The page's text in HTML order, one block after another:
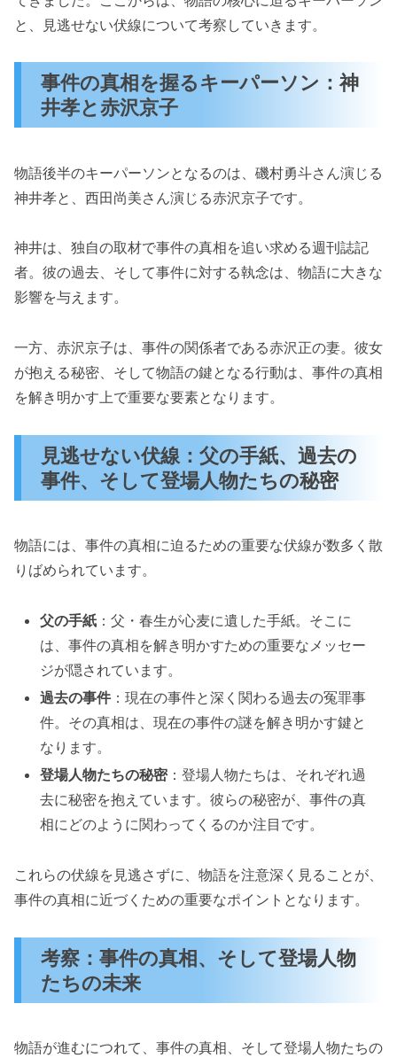
と、見逃せない伏線について考察していきます。
事件の真相を握るキーパーソン：神
井孝と赤沢京子
物語後半のキーパーソンとなるのは、磯村勇斗さん演じる
神井孝と、西田尚美さん演じる赤沢京子です。
神井は、独自の取材で事件の真相を追い求める週刊誌記
者。彼の過去、そして事件に対する執念は、物語に大きな
影響を与えます。
一方、赤沢京子は、事件の関係者である赤沢正の妻。彼女
が抱える秘密、そして物語の鍵となる行動は、事件の真相
を解き明かす上で重要な要素となります。
見逃せない伏線：父の手紙、過去の
事件、そして登場人物たちの秘密
物語には、事件の真相に迫るための重要な伏線が数多く散
りばめられています。
父の手紙 ：父・春生が心麦に遺した手紙。そこに
は、事件の真相を解き明かすための重要なメッセー
ジが隠されています。
過去の事件：現在の事件と深く関わる過去の冤罪事
件。その真相は、現在の事件の謎を解き明かす鍵と
なります。
登場人物たちの秘密：登場人物たちは、それぞれ過
去に秘密を抱えています。彼らの秘密が、事件の真
相にどのように関わってくるのか注目です。
これらの伏線を見逃さずに、物語を注意深く見ることが、
事件の真相に近づくための重要なポイントとなります。
考察：事件の真相、そして登場人物
たちの未来
物語が進むにつれて、事件の真相、そして登場人物たちの